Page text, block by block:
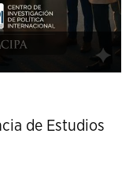
Studies
de Estudios